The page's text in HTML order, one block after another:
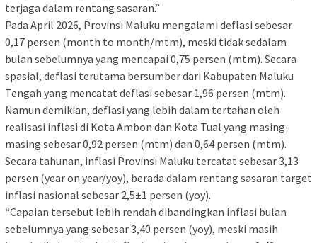
terjaga dalam rentang sasaran.”
Pada April 2026, Provinsi Maluku mengalami deflasi sebesar
0,17 persen (month to month/mtm), meski tidak sedalam
bulan sebelumnya yang mencapai 0,75 persen (mtm). Secara
spasial, deflasi terutama bersumber dari Kabupaten Maluku
Tengah yang mencatat deflasi sebesar 1,96 persen (mtm).
Namun demikian, deflasi yang lebih dalam tertahan oleh
realisasi inflasi di Kota Ambon dan Kota Tual yang masing-
masing sebesar 0,92 persen (mtm) dan 0,64 persen (mtm).
Secara tahunan, inflasi Provinsi Maluku tercatat sebesar 3,13
persen (year on year/yoy), berada dalam rentang sasaran target
inflasi nasional sebesar 2,5±1 persen (yoy).
“Capaian tersebut lebih rendah dibandingkan inflasi bulan
sebelumnya yang sebesar 3,40 persen (yoy), meski masih